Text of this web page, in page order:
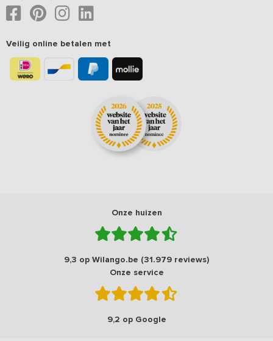
Veilig online betalen met
Onze huizen
9,3 op Wilango.be (31.979 reviews)
Onze service
9,2 op Google